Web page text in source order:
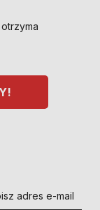
adres e-mail